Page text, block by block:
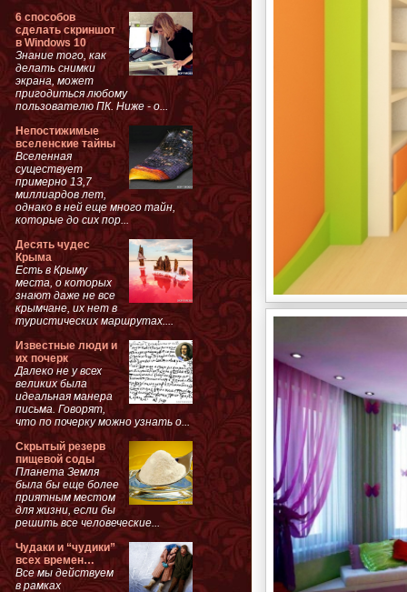
6 способов
сделать скриншот
в Windows 10
Знание того, как
делать снимки
экрана, может
пригодиться любому
пользователю ПК. Ниже - о...
Непостижимые
вселенские тайны
Вселенная
существует
примерно 13,7
миллиардов лет,
однако в ней еще много тайн,
которые до сих пор...
Десять чудес
Крыма
Есть в Крыму
места, о которых
знают даже не все
крымчане, их нет в
туристических маршрутах....
Известные люди и
их почерк
Далеко не у всех
великих была
идеальная манера
письма. Говорят,
что по почерку можно узнать о...
Скрытый резерв
пищевой соды
Планета Земля
была бы еще более
приятным местом
для жизни, если бы
решить все человеческие...
Чудаки и “чудики”
всех времен…
Все мы действуем
в рамках